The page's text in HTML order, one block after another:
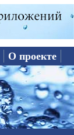
О проекте